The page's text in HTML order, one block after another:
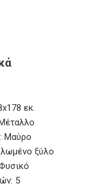
εκ.
Μαύρο
ξύλο
5